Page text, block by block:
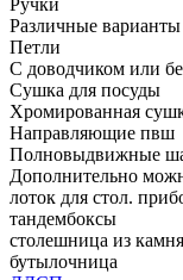
Различные
Петли
С доводчиком или
Сушка для посуды
Хромированная
Направляющие пвш
Полновыдвижные
Дополнительно
лоток для стол.
тандембоксы
столешница из камня
бутылочница